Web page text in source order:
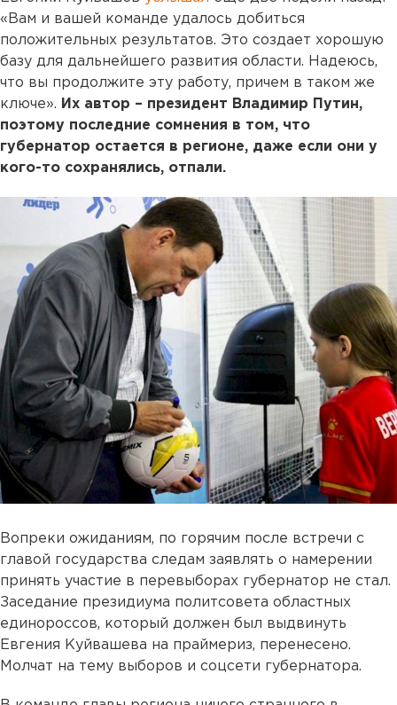
«Вам и вашей команде удалось добиться
положительных результатов. Это создает хорошую
базу для дальнейшего развития области. Надеюсь,
что вы продолжите эту работу, причем в таком же
ключе». Их автор – президент Владимир Путин,
поэтому последние сомнения в том, что
губернатор остается в регионе, даже если они у
кого-то сохранялись, отпали.
Вопреки ожиданиям, по горячим после встречи с
главой государства следам заявлять о намерении
принять участие в перевыборах губернатор не стал.
Заседание президиума политсовета областных
единороссов, который должен был выдвинуть
Евгения Куйвашева на праймериз, перенесено.
Молчат на тему выборов и соцсети губернатора.